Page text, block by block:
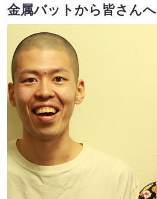
金属バットから皆さんへ